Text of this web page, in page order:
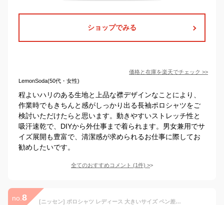
ショップでみる
価格と在庫を楽天でチェック >>
LemonSoda(50代・女性)
程よいハリのある生地と上品な襟デザインなことにより、
作業時でもきちんと感がしっかり出る長袖ポロシャツをご
検討いただけたらと思います。動きやすいストレッチ性と
吸汗速乾で、DIYから外仕事まで着られます。男女兼用でサ
イズ展開も豊富で、清潔感が求められるお仕事に際してお
勧めしたいです。
全てのおすすめコメント (1件) >
no. 8 [ニッセン] ポロシャツ レディース 大きいサイズ ペン差し長袖（吸汗速乾・UVカット） 大きいサイズ有 オフホワイト LL